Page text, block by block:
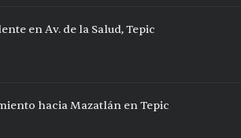
en Av. de la Salud, Tepic
hacia Mazatlán en Tepic